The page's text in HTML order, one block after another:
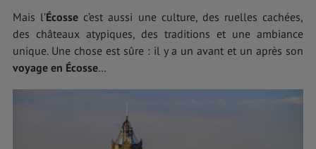
Mais l’Écosse c’est aussi une culture, des ruelles cachées,
des châteaux atypiques, des traditions et une ambiance
unique. Une chose est sûre : il y a un avant et un après son
voyage en Écosse…